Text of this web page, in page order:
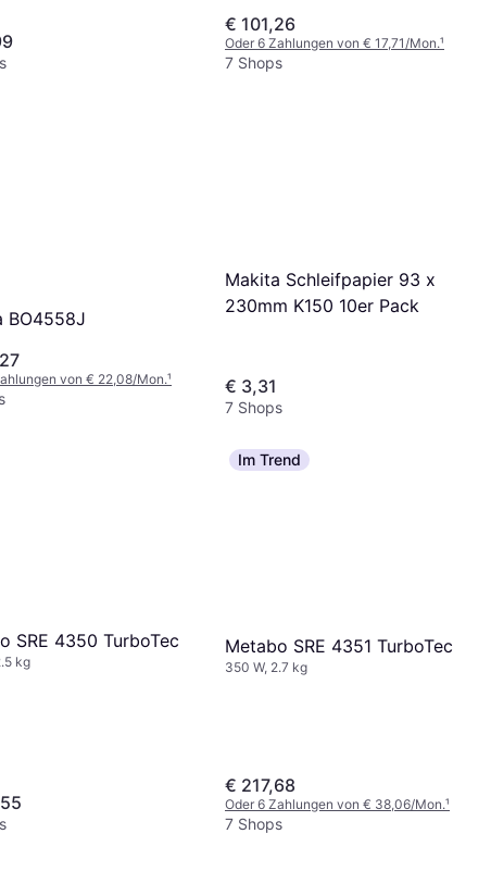
€ 101,26
Oder 6 Zahlungen von € 17,71/Mon.¹
7 Shops
BO4558J
von € 22,08/Mon.¹
Makita Schleifpapier 93 x
230mm K150 10er Pack
€ 3,31
7 Shops
SRE 4350 TurboTec
kg
Im Trend
Metabo SRE 4351 TurboTec
350 W, 2.7 kg
€ 217,68
Oder 6 Zahlungen von € 38,06/Mon.¹
7 Shops